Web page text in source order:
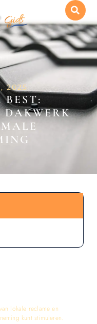
2025
BEST:
DAKWERK
lokale reclame en
kunt stimuleren.